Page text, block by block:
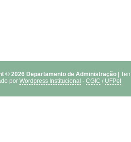
© 2026 Departamento de Administração |
por Wordpress Institucional - CGIC / UFPel